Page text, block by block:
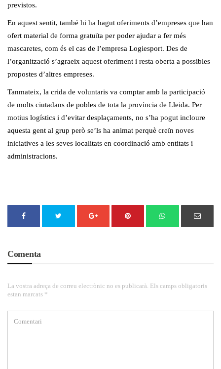
previstos.
En aquest sentit, també hi ha hagut oferiments d’empreses que han
ofert material de forma gratuïta per poder ajudar a fer més
mascaretes, com és el cas de l’empresa Logiesport. Des de
l’organització s’agraeix aquest oferiment i resta oberta a possibles
propostes d’altres empreses.
Tanmateix, la crida de voluntaris va comptar amb la participació
de molts ciutadans de pobles de tota la província de Lleida. Per
motius logístics i d’evitar desplaçaments, no s’ha pogut incloure
aquesta gent al grup però se’ls ha animat perquè creïn noves
iniciatives a les seves localitats en coordinació amb entitats i
administracions.
Comenta
La vostra adreça de correu electrònic no es publicarà. Els camps obligatoris
estan marcats *